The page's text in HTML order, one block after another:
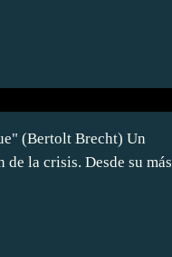
(Bertolt Brecht) Un
la crisis. Desde su más